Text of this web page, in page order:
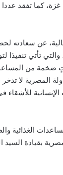
غزة، كما تفقد
عن سعادته
تأتي تنفيذا
ضخمة من
المصرية لا
للأشقاء
الغذائية
بقيادة